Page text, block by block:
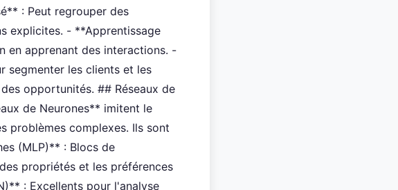
: Peut regrouper des
explicites. - **Apprentissage
en apprenant des interactions. -
segmenter les clients et les
opportunités. ## Réseaux de
de Neurones** imitent le
problèmes complexes. Ils sont
(MLP)** : Blocs de
propriétés et les préférences
: Excellents pour l'analyse